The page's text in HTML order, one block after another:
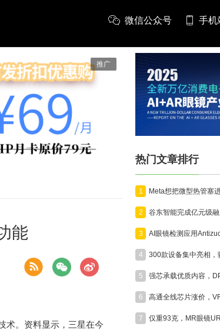
微信公众号 手机
推广
能
术。资料显示，三星在今
热门文章排行
1
2
3
4
5
6
7